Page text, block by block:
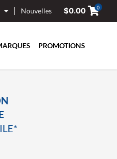
Nouvelles $0.00 0
PROMOTIONS